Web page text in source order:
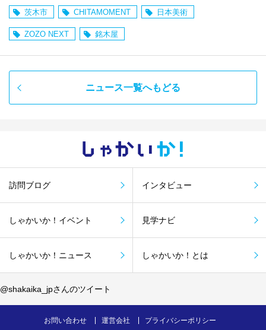
茨木市 CHITAMOMENT 日本美術
ZOZO NEXT 銘木屋
ニュース一覧へもどる
しゃかい か！
訪問ブログ インタビュー
しゃかいか！イベント 見学ナビ
しゃかいか！ニュース しゃかいか！とは
@shakaika_jpさんのツイート
お問い合わせ 運営会社 プライバシーポリシー